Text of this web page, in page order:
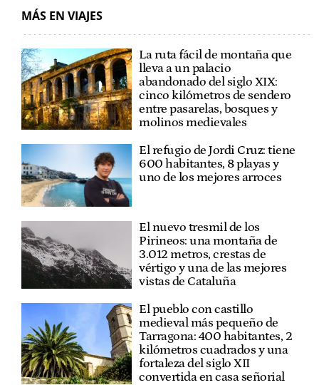
MÁS EN VIAJES
La ruta fácil de montaña que
lleva a un palacio
abandonado del siglo XIX:
cinco kilómetros de sendero
entre pasarelas, bosques y
molinos medievales
El refugio de Jordi Cruz: tiene
600 habitantes, 8 playas y
uno de los mejores arroces
El nuevo tresmil de los
Pirineos: una montaña de
3.012 metros, crestas de
vértigo y una de las mejores
vistas de Cataluña
El pueblo con castillo
medieval más pequeño de
Tarragona: 400 habitantes, 2
kilómetros cuadrados y una
fortaleza del siglo XII
convertida en casa señorial